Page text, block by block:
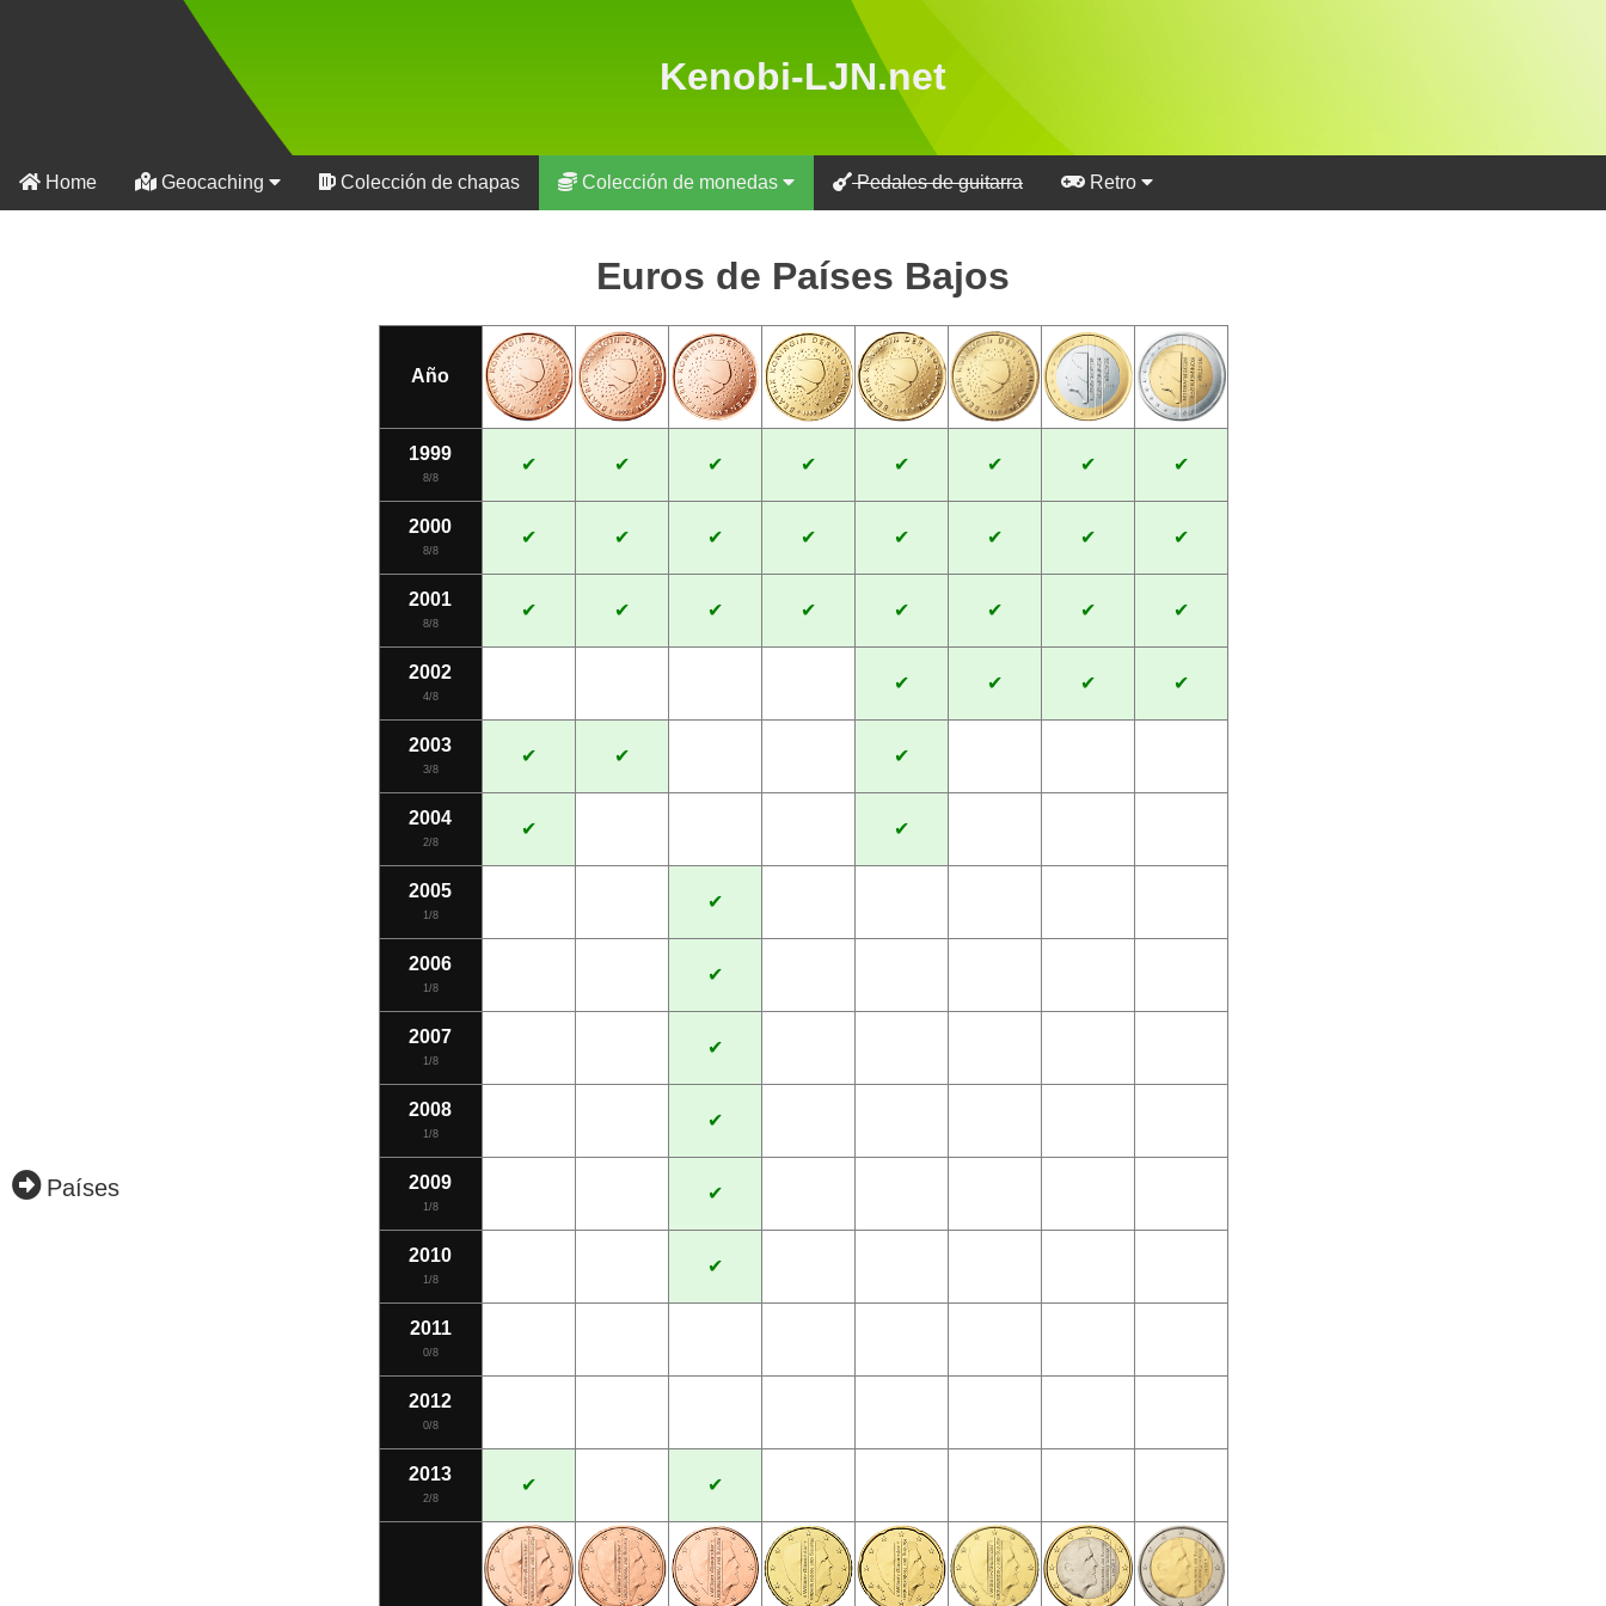
Kenobi-LJN.net
Home Geocaching Colección de chapas Colección de monedas Pedales de guitarra Retro
Austria
Bélgica
Países
Euros de Países Bajos
Año
1999
8/8
✔ ✔ ✔ ✔ ✔ ✔ ✔ ✔
2000
8/8
✔ ✔ ✔ ✔ ✔ ✔ ✔ ✔
2001
8/8
✔ ✔ ✔ ✔ ✔ ✔ ✔ ✔
2002
4/8
✔ ✔ ✔ ✔
2003
3/8
✔ ✔ ✔
2004
2/8
✔ ✔
2005
1/8
✔
2006
1/8
✔
2007
1/8
✔
2008
1/8
✔
2009
1/8
✔
2010
1/8
✔
2011
0/8
2012
0/8
2013
2/8
✔ ✔